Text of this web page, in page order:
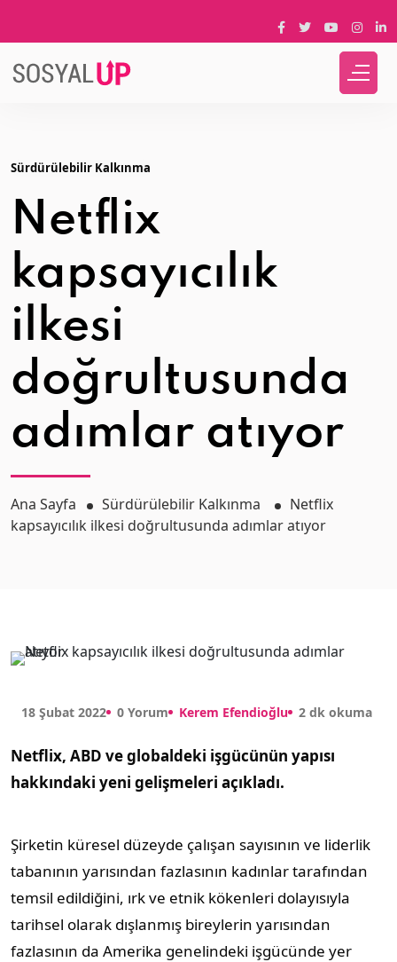
Sürdürülebilir Kalkınma
Netflix
kapsayıcılık
ilkesi
doğrultusunda
adımlar atıyor
Ana Sayfa Sürdürülebilir Kalkınma
Netflix
kapsayıcılık ilkesi doğrultusunda adımlar atıyor
18 Şubat 2022 0 Yorum Kerem Efendioğlu 2 dk okuma
Netflix, ABD ve globaldeki işgücünün yapısı
hakkındaki yeni gelişmeleri açıkladı.
Şirketin küresel düzeyde çalışan sayısının ve liderlik
tabanının yarısından fazlasının kadınlar tarafından
temsil edildiğini, ırk ve etnik kökenleri dolayısıyla
tarihsel olarak dışlanmış bireylerin yarısından
fazlasının da Amerika genelindeki işgücünde yer